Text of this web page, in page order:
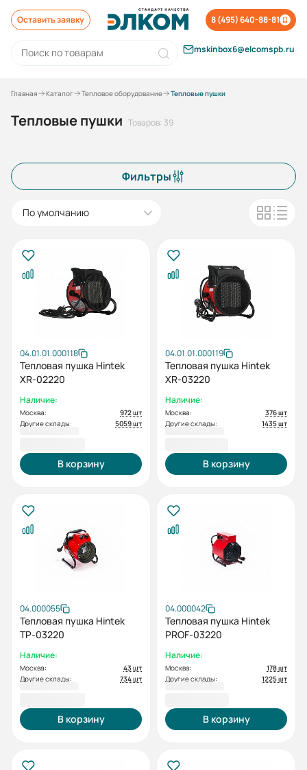
Оставить заявку 8 (495) 640-88-81
mskinbox6@elcomspb.ru
Главная Каталог Тепловое оборудование Тепловые пушки
Тепловые пушки Товаров: 39
Фильтры
По умолчанию
04.01.01.000118
Тепловая пушка Hintek
XR-02220
Наличие:
Москва:
972 шт
Другие склады:
5059 шт
В корзину
04.01.01.000119
Тепловая пушка Hintek
XR-03220
Наличие:
Москва:
376 шт
Другие склады:
1435 шт
В корзину
04.000055
Тепловая пушка Hintek
TP-03220
Наличие:
Москва:
43 шт
Другие склады:
734 шт
В корзину
04.000042
Тепловая пушка Hintek
PROF-03220
Наличие:
Москва:
178 шт
Другие склады:
1225 шт
В корзину